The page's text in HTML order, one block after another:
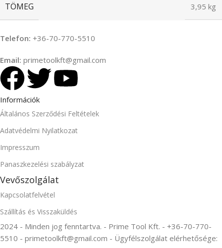
TÖMEG 3,95 kg
Telefon: +36-70-770-5510
Email: primetoolkft@gmail.com
Információk
Általános Szerződési Feltételek
Adatvédelmi Nyilatkozat
Impresszum
Panaszkezelési szabályzat
Vevőszolgálat
Kapcsolatfelvétel
Szállítás és Visszaküldés
2024 - Minden jog fenntartva. - Prime Tool Kft. - +36-70-770-
5510 - primetoolkft@gmail.com - Ügyfélszolgálat elérhetősége: